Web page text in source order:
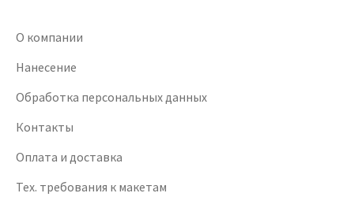
О компании
Нанесение
Обработка персональных данных
Контакты
Оплата и доставка
Тех. требования к макетам